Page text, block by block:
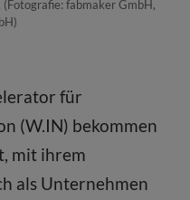
fabmaker GmbH,
für
(W.IN) bekommen
mit ihrem
als Unternehmen